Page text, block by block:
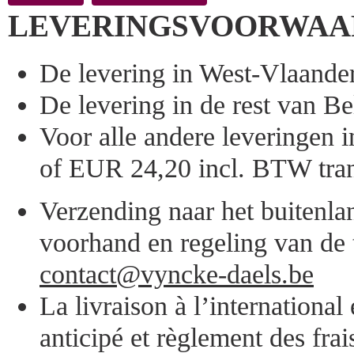
De levering in West-
De levering in de rest van
Voor alle andere
of EUR 24,20 incl. BTW
Verzending naar het
voorhand en regeling van
contact@vyncke-daels.be
La livraison à l’international
anticipé et règlement des